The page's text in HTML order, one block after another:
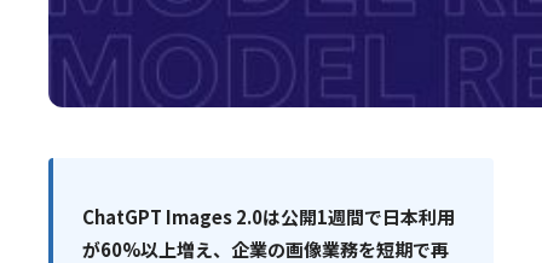
ChatGPT Images 2.0は公開1週間で日本利用
が60%以上増え、企業の画像業務を短期で再